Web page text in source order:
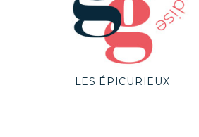
LES ÉPICURIEUX